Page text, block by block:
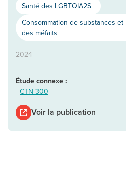
Santé des LGBTQIA2S+
Consommation de substances
des méfaits
2024
Étude connexe :
CTN 300
Voir la publication